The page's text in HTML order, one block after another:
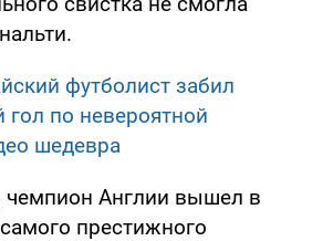
футболист забил
гол по невероятной
шедевра
чемпион Англии вышел в
престижного